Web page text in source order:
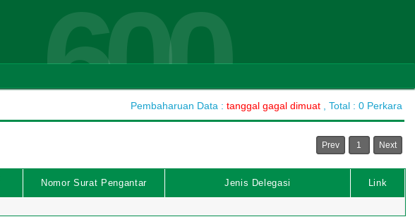
600
Pembaharuan Data : tanggal gagal dimuat , Total : 0 Perkara
Prev 1 Next
Nomor Surat Pengantar Jenis Delegasi Link